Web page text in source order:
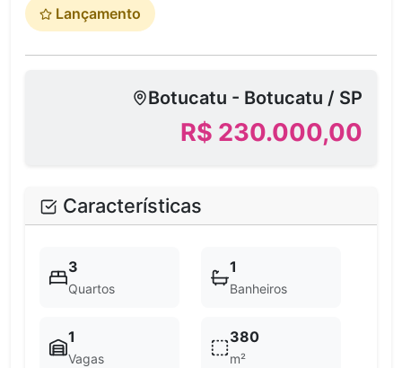
Lançamento
Botucatu - Botucatu / SP
R$ 230.000,00
Características
3
Quartos
1
Banheiros
1
Vagas
380
m²